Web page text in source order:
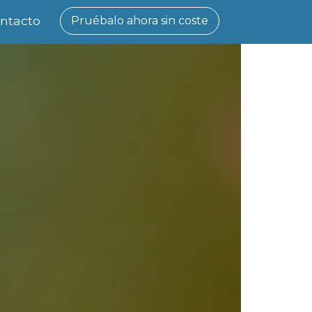
Pruébalo ahora sin coste